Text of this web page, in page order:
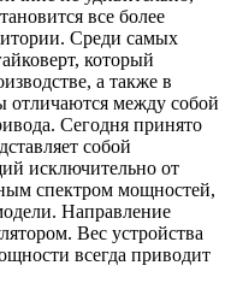
все более
Среди самых
который
а также в
отличаются между собой
Сегодня принято
собой
исключительно от
спектром мощностей,
Направление
Вес устройства
всегда приводит